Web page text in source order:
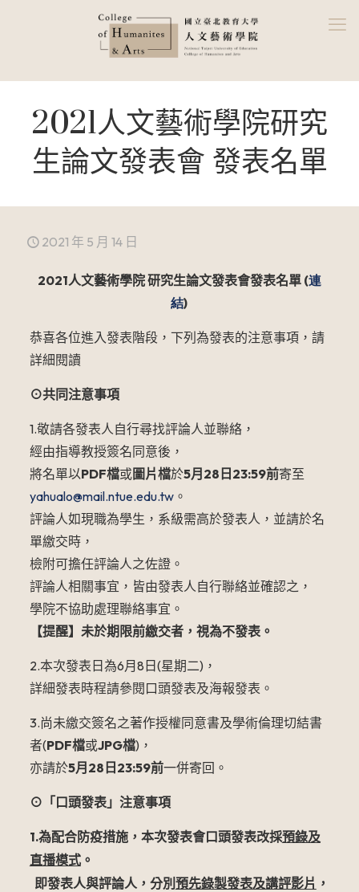
2021人文藝術學院研究
生論文發表會 發表名單
2021 年 5 月 14 日
2021人文藝術學院 研究生論文發表會發表名單 (連
結)
恭喜各位進入發表階段，下列為發表的注意事項，請
詳細閱讀
⊙共同注意事項
1.敬請各發表人自行尋找評論人並聯絡，
經由指導教授簽名同意後，
將名單以PDF檔或圖片檔於5月28日23:59前寄至
yahualo@mail.ntue.edu.tw。
評論人如現職為學生，系級需高於發表人，並請於名
單繳交時，
檢附可擔任評論人之佐證。
評論人相關事宜，皆由發表人自行聯絡並確認之，
學院不協助處理聯絡事宜。
【提醒】未於期限前繳交者，視為不發表。
2.本次發表日為6月8日(星期二)，
詳細發表時程請參閱口頭發表及海報發表。
3.尚未繳交簽名之著作授權同意書及學術倫理切結書
者(PDF檔或JPG檔)，
亦請於5月28日23:59前一併寄回。
⊙「口頭發表」注意事項
1.為配合防疫措施，本次發表會口頭發表改採預錄及
直播模式。
即發表人與評論人，分別 預先錄製發表及講評影片 ，